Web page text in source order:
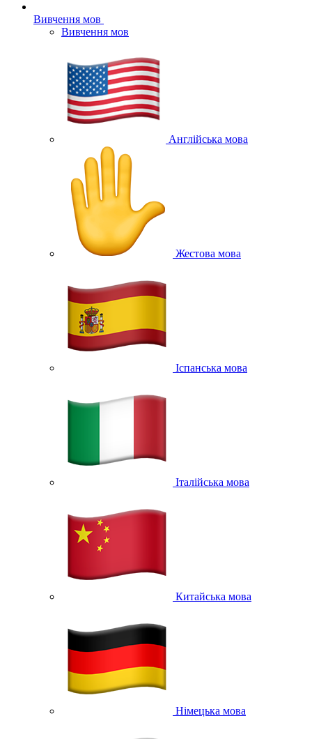
Вивчення мов
Вивчення мов
Англійська мова
Жестова мова
Іспанська мова
Італійська мова
Китайська мова
Німецька мова